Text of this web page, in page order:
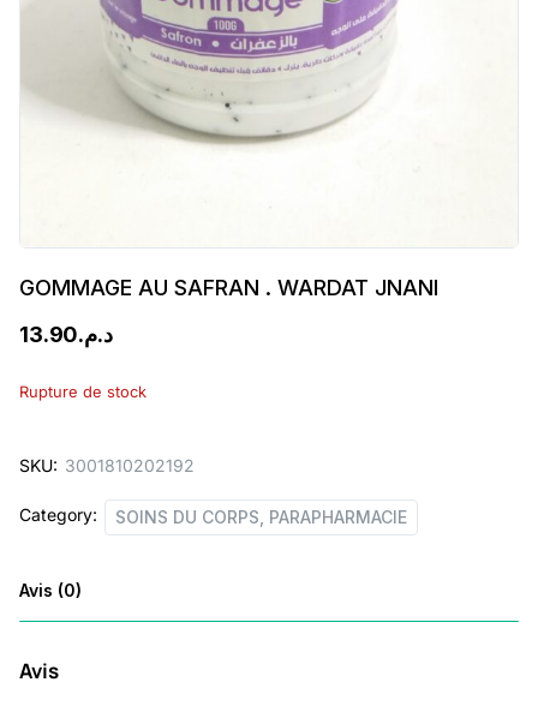
GOMMAGE AU SAFRAN . WARDAT JNANI
د.م.13.90
Rupture de stock
SKU: 3001810202192
Category: SOINS DU CORPS, PARAPHARMACIE
Avis (0)
Avis